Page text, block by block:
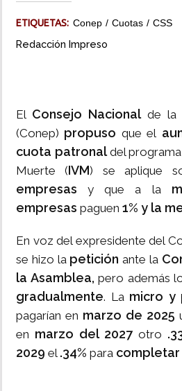
ETIQUETAS: Conep Cuotas CSS
Redacción Impreso
El Consejo Nacional de la
(Conep) propuso que el
cuota patronaldel
Muerte (IVM) se aplique
empresasy que a la
empresas paguen 1% y la
En voz del expresidente del
se hizo lapeticiónante la
la Asamblea, pero además
gradualmente. Lamicro y
pagarían en marzo de 2025
en marzo del 2027otro
2029 el .34% para completar